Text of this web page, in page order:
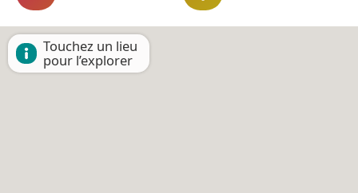
Touchez un lieu
pour l’explorer